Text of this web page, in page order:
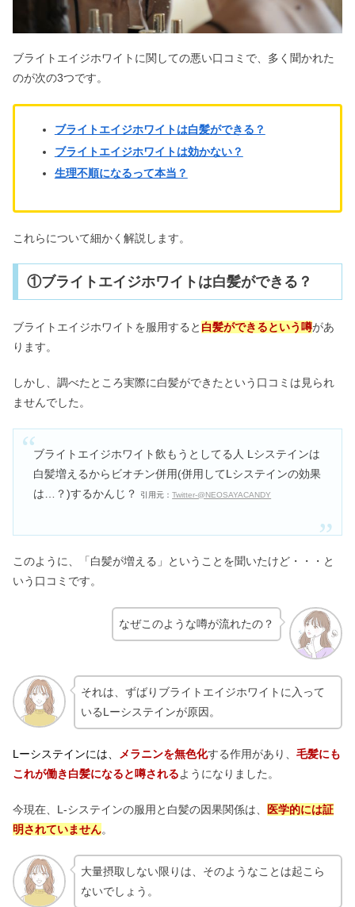
ブライトエイジホワイトに関しての悪い口コミで、多く聞かれた
のが次の3つです。
ブライトエイジホワイトは白髪ができる？
ブライトエイジホワイトは効かない？
生理不順になるって本当？
これらについて細かく解説します。
①ブライトエイジホワイトは白髪ができる？
ブライトエイジホワイトを服用すると 白髪ができるという噂があ
ります。
しかし、調べたところ実際に白髪ができたという口コミは見られ
ませんでした。
ブライトエイジホワイト飲もうとしてる人 Lシステインは
白髪増えるからビオチン併用(併用してLシステインの効果
は…？)するかんじ？
引用元：Twitter-@NEOSAYACANDY
このように、「白髪が増える」ということを聞いたけど・・・と
いう口コミです。
なぜこのような噂が流れたの？
それは、ずばりブライトエイジホワイトに入って
いるLーシステインが原因。
Lーシステインには、 メラニンを無色化する作用があり、 毛髪にも
これが働き白髪になると噂されるようになりました。
今現在、L-システインの服用と白髪の因果関係は、
医学的には証
明されていません。
大量摂取しない限りは、そのようなことは起こら
ないでしょう。